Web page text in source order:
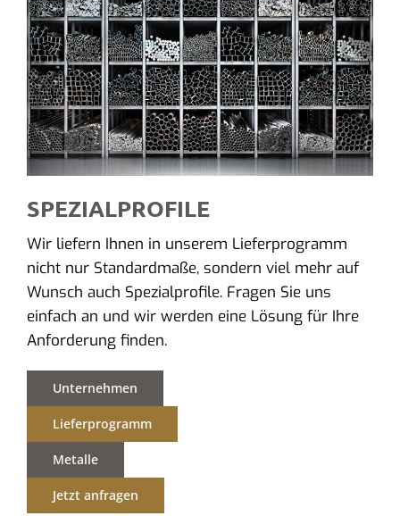
SPEZIALPROFILE
Wir liefern Ihnen in unserem Lieferprogramm
nicht nur Standardmaße, sondern viel mehr auf
Wunsch auch Spezialprofile. Fragen Sie uns
einfach an und wir werden eine Lösung für Ihre
Anforderung finden.
Unternehmen
Lieferprogramm
Metalle
Jetzt anfragen